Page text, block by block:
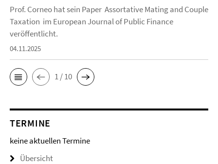
Prof. Corneo hat sein Paper Assortative Mating and Couple
Taxation im European Journal of Public Finance
veröffentlicht.
04.11.2025
1 / 10
TERMINE
keine aktuellen Termine
Übersicht